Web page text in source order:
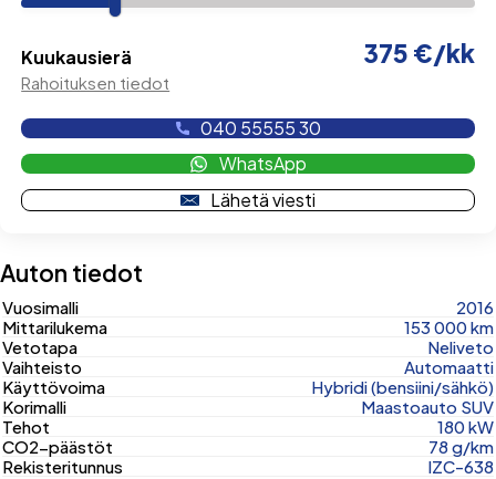
Kuukausierä 375 €/kk
Rahoituksen tiedot
040 55555 30
WhatsApp
Lähetä viesti
Auton tiedot
Vuosimalli
2016
Mittarilukema
153 000 km
Vetotapa
Neliveto
Vaihteisto
Automaatti
Käyttövoima
Hybridi (bensiini/sähkö)
Korimalli
Maastoauto SUV
Tehot
180 kW
CO2-päästöt
78 g/km
Rekisteritunnus
IZC-638